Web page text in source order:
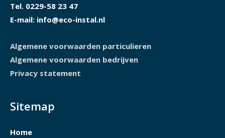
Tel. 0229-58 23 47
E-mail: info@eco-instal.nl
Algemene voorwaarden particulieren
Algemene voorwaarden bedrijven
Privacy statement
Sitemap
Home